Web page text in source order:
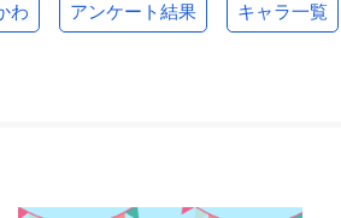
わ アンケート結果 キャラ一覧